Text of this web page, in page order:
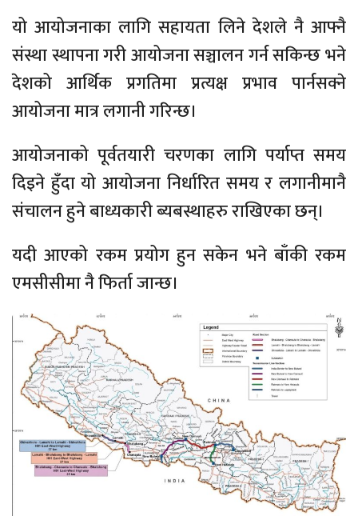
यो आयोजनाका लागि सहायता लिने देशले नै आफ्नै
संस्था स्थापना गरी आयोजना सञ्चालन गर्न सकिन्छ भने
देशको आर्थिक प्रगतिमा प्रत्यक्ष प्रभाव पार्नसक्ने
आयोजना मात्र लगानी गरिन्छ।
आयोजनाको पूर्वतयारी चरणका लागि पर्याप्त समय
दिइने हुँदा यो आयोजना निर्धारित समय र लगानीमानै
संचालन हुने बाध्यकारी ब्यबस्थाहरु राखिएका छन्।
यदी आएको रकम प्रयोग हुन सकेन भने बाँकी रकम
एमसीसीमा नै फिर्ता जान्छ।